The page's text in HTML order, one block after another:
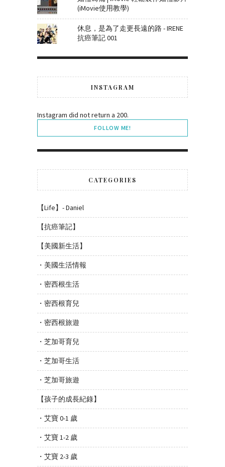
(iMovie使用教學)
休息，是為了走更長遠的路 - IRENE
抗癌筆記 001
INSTAGRAM
Instagram did not return a 200.
FOLLOW ME!
CATEGORIES
【Life】- Daniel
【抗癌筆記】
【美國新生活】
・美國生活情報
・密西根生活
・密西根育兒
・密西根旅遊
・芝加哥育兒
・芝加哥生活
・芝加哥旅遊
【孩子的成長紀錄】
・艾寶 0-1 歲
・艾寶 1-2 歲
・艾寶 2-3 歲